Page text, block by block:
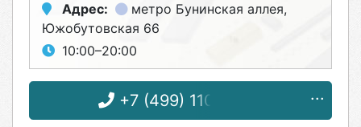
Адрес: метро Бунинская аллея,
Южобутовская 66
10:00–20:00
+7 (499) 110-17-57